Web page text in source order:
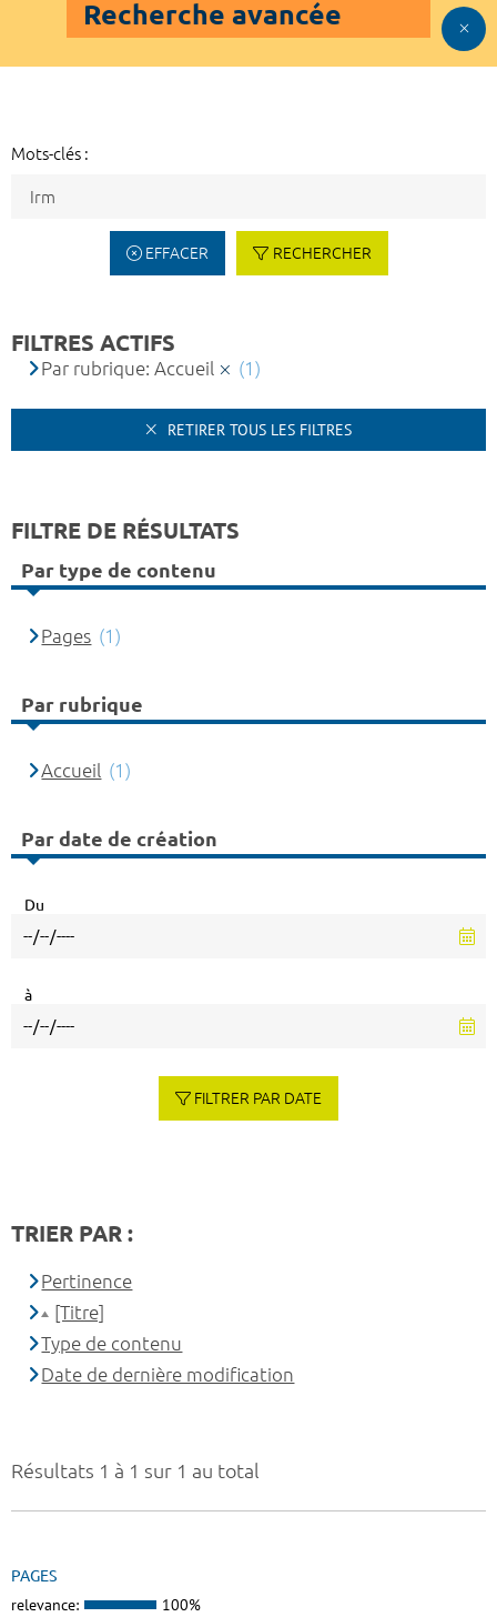
Recherche avancée
Mots-clés :
EFFACER RECHERCHER
Résultats 1 à 1 sur 1 au total
PAGES
relevance: 100%
FILTRES ACTIFS
Par rubrique: Accueil (1)
RETIRER TOUS LES FILTRES
FILTRE DE RÉSULTATS
Par type de contenu
Pages (1)
Par rubrique
Accueil (1)
Par date de création
Du
à
FILTRER PAR DATE
TRIER PAR :
Pertinence
[Titre]
Type de contenu
Date de dernière modification